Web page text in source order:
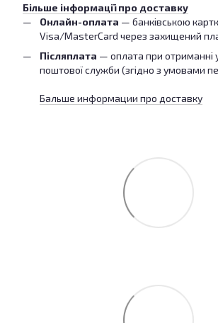
Більше інформації про доставку
Онлайн-оплата — банківською
Visa/MasterCard через захищений
Післяплата — оплата при отриманні у
поштової служби (згідно з умовами
Бальше информации про доставку